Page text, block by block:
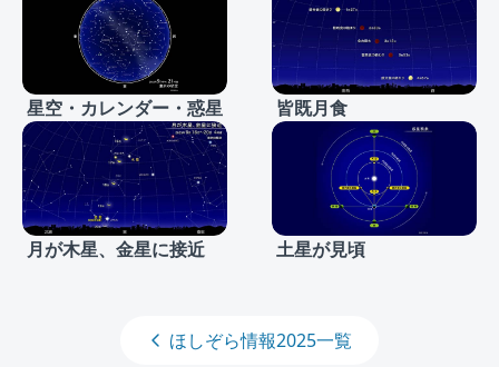
星空・カレンダー・惑星 皆既月食
月が木星、金星に接近 土星が見頃
ほしぞら情報2025一覧